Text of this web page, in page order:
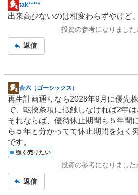
掲
示
事
tak*****
出来高少ないのは相変わらずやけど
投資の参考になりました
返信
掲
示
板
記
事
合六（ゴーシックス）
再生計画通りなら2028年9月に優先
で、転換条項に抵触しなければ2年は
それならば、優待休止期間も５年間
ら５年と分かってて休止期間を短く
です。
強く売りたい
投資の参考になりました
返信